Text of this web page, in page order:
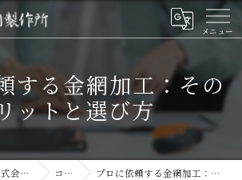
する金網加工：その
ットと選び方
金網の加工なら株式会社小貫金網製作所 コラム プロに依頼する金網加工：そのメリットと選び方